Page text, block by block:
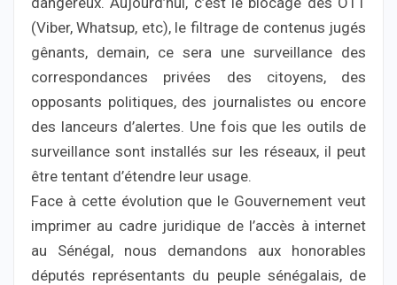
(Viber, Whatsup, etc), le filtrage de contenus jugés
gênants, demain, ce sera une surveillance des
correspondances privées des citoyens, des
opposants politiques, des journalistes ou encore
des lanceurs d’alertes. Une fois que les outils de
surveillance sont installés sur les réseaux, il peut
être tentant d’étendre leur usage.
Face à cette évolution que le Gouvernement veut
imprimer au cadre juridique de l’accès à internet
au Sénégal, nous demandons aux honorables
députés représentants du peuple sénégalais, de